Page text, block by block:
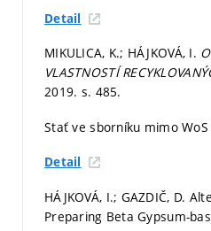
Detail
MIKULICA, K.; HÁJKOVÁ, I.
VLASTNOSTÍ
2019. s. 485.
Stať ve sborníku mimo WoS
Detail
HÁJKOVÁ, I.; GAZDIČ, D.
Preparing Beta Gypsum-